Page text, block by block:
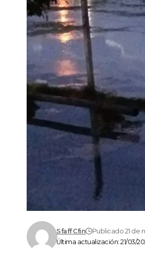
Última actualización: 21/03/
Sfaff Cfin Publicado 21 de